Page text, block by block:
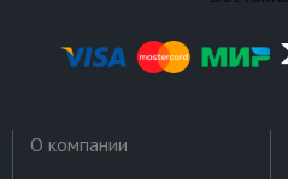
О компании